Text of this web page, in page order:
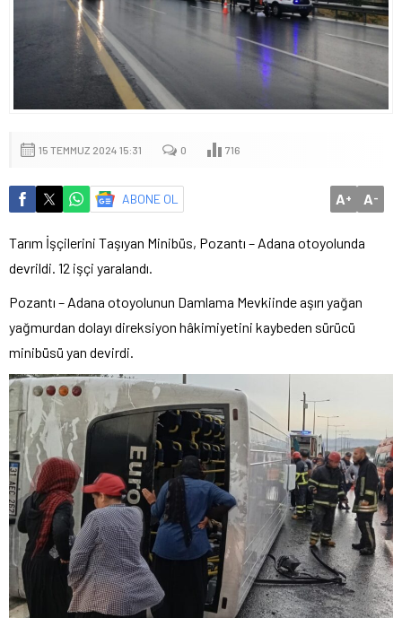
15 TEMMUZ 2024 15:31 0 716
ABONE OL A+ A-
Tarım İşçilerini Taşıyan Minibüs, Pozantı – Adana otoyolunda
devrildi. 12 işçi yaralandı.
Pozantı – Adana otoyolunun Damlama Mevkiinde aşırı yağan
yağmurdan dolayı direksiyon hâkimiyetini kaybeden sürücü
minibüsü yan devirdi.